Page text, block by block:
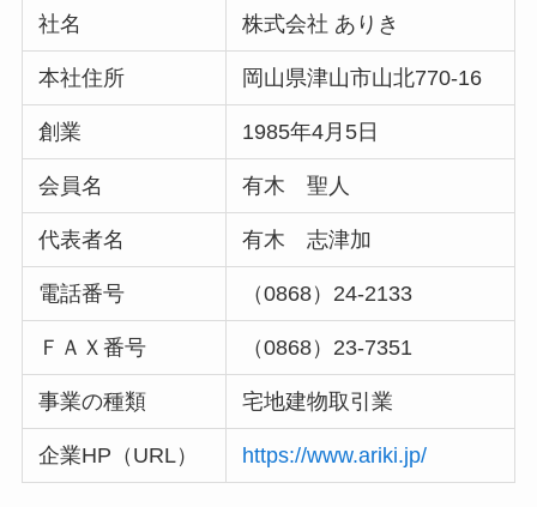
社名 株式会社 ありき
本社住所 岡山県津山市山北770-16
創業 1985年4月5日
会員名 有木 聖人
代表者名 有木 志津加
電話番号 （0868）24-2133
ＦＡＸ番号 （0868）23-7351
事業の種類 宅地建物取引業
企業HP（URL） https://www.ariki.jp/